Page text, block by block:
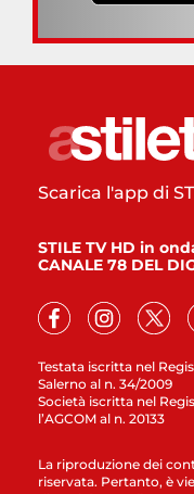
Testata iscritta nel
Salerno al n. 34/2009
Società iscritta nel
l’AGCOM al n. 20133
Scarica l'app di
STILE TV HD in
CANALE 78 DEL
La riproduzione dei
riservata. Pertanto, è